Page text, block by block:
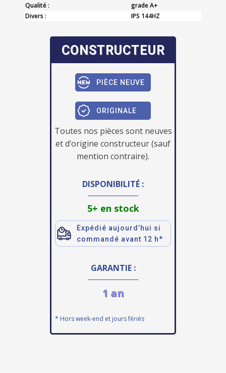
Qualité :
grade A+
Divers :
IPS 144HZ
CONSTRUCTEUR
PIÈCE NEUVE
ORIGINALE
Toutes nos pièces sont neuves
et d’origine constructeur (sauf
mention contraire).
DISPONIBILITÉ :
5+ en stock
Expédié aujourd’hui si
commandé avant 12 h*
GARANTIE :
1 an
* Hors week-end et jours fériés